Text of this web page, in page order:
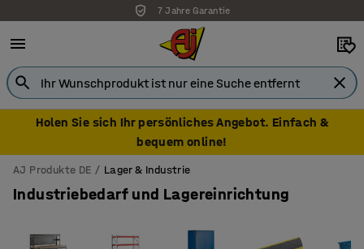
7 Jahre Garantie
Holen Sie sich Ihr persönliches Angebot. Einfach &
bequem online!
AJ Produkte DE Lager & Industrie
Industriebedarf und Lagereinrichtung